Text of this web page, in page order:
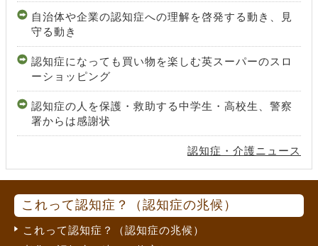
自治体や企業の認知症への理解を啓発する動き、見
守る動き
認知症になっても買い物を楽しむ英スーパーのスロ
ーショッピング
認知症の人を保護・救助する中学生・高校生、警察
署からは感謝状
認知症・介護ニュース
これって認知症？（認知症の兆候）
これって認知症？（認知症の兆候）